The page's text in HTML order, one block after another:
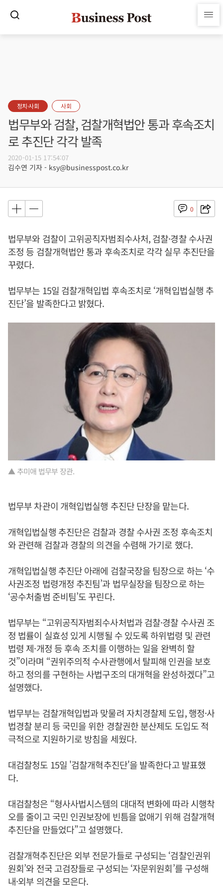
정치·사회 사회
법무부와 검찰, 검찰개혁법안 통과 후속조치
로 추진단 각각 발족
2020-01-15 17:54:07
김수연 기자 - ksy@businesspost.co.kr
0
법무부와 검찰이 고위공직자범죄수사처, 검찰·경찰 수사권
조정 등 검찰개혁법안 통과 후속조치로 각각 실무 추진단을
꾸렸다.
법무부는 15일 검찰개혁입법 후속조치로 ‘개혁입법실행 추
진단’을 발족한다고 밝혔다.
▲ 추미애 법무부 장관.
법무부 차관이 개혁입법실행 추진단 단장을 맡는다.
개혁입법실행 추진단은 검찰과 경찰 수사권 조정 후속조치
와 관련해 검찰과 경찰의 의견을 수렴해 가기로 했다.
개혁입법실행 추진단 아래에 검찰국장을 팀장으로 하는 ‘수
사권조정 법령개정 추진팀’과 법무실장을 팀장으로 하는
‘공수처출범 준비팀’도 꾸린다.
법무부는 “고위공직자범죄수사처법과 검찰·경찰 수사권 조
정 법률이 실효성 있게 시행될 수 있도록 하위법령 및 관련
법령 제·개정 등 후속 조치를 이행하는 일을 완벽히 할
것”이라며 “권위주의적 수사관행에서 탈피해 인권을 보호
하고 정의를 구현하는 사법구조의 대개혁을 완성하겠다”고
설명했다.
법무부는 검찰개혁입법과 맞물려 자치경찰제 도입, 행정·사
법경찰 분리 등 국민을 위한 경찰권한 분산제도 도입도 적
극적으로 지원하기로 방침을 세웠다.
대검찰청도 15일 '검찰개혁추진단'을 발족한다고 발표했
다.
대검찰청은 “형사사법시스템의 대대적 변화에 따라 시행착
오를 줄이고 국민 인권보장에 빈틈을 없애기 위해 검찰개혁
추진단을 만들었다”고 설명했다.
검찰개혁추진단은 외부 전문가들로 구성되는 ‘검찰인권위
원회’와 전국 고검장들로 구성되는 ‘자문위원회’를 구성해
내·외부 의견을 모은다.